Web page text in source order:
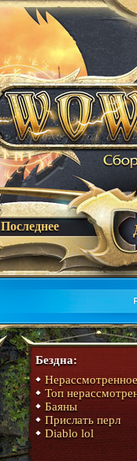
Последнее
Бездна:
Нерассмотренное
Топ
Баяны
Прислать перл
Diablo lol